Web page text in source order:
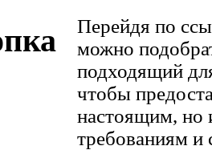
Перейдя по
можно
подходящий
чтобы
настоящим, но
требованиям и